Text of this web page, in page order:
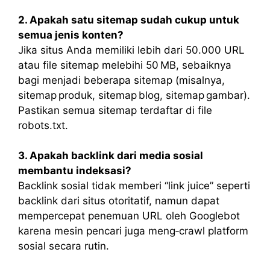
2. Apakah satu sitemap sudah cukup untuk
semua jenis konten?
Jika situs Anda memiliki lebih dari 50.000 URL
atau file sitemap melebihi 50 MB, sebaiknya
bagi menjadi beberapa sitemap (misalnya,
sitemap produk, sitemap blog, sitemap gambar).
Pastikan semua sitemap terdaftar di file
robots.txt.
3. Apakah backlink dari media sosial
membantu indeksasi?
Backlink sosial tidak memberi “link juice” seperti
backlink dari situs otoritatif, namun dapat
mempercepat penemuan URL oleh Googlebot
karena mesin pencari juga meng‑crawl platform
sosial secara rutin.